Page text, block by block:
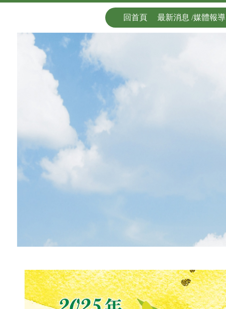
回首頁 最新消息 /媒體報導